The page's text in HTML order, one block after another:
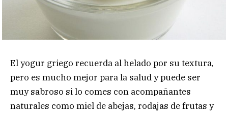
El yogur griego recuerda al helado por su textura,
pero es mucho mejor para la salud y puede ser
muy sabroso si lo comes con acompañantes
naturales como miel de abejas, rodajas de frutas y